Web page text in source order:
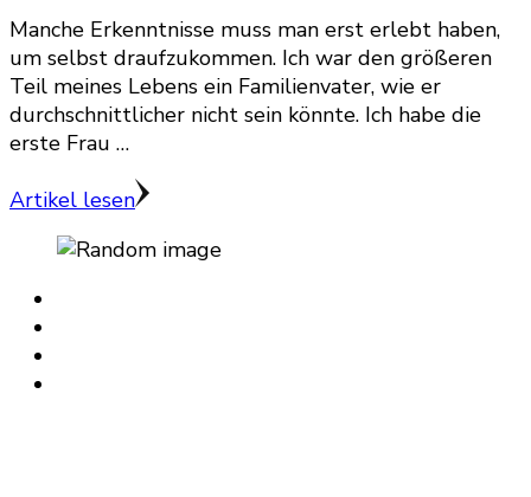
Manche Erkenntnisse muss man erst erlebt haben,
um selbst draufzukommen. Ich war den größeren
Teil meines Lebens ein Familienvater, wie er
durchschnittlicher nicht sein könnte. Ich habe die
erste Frau …
Artikel lesen